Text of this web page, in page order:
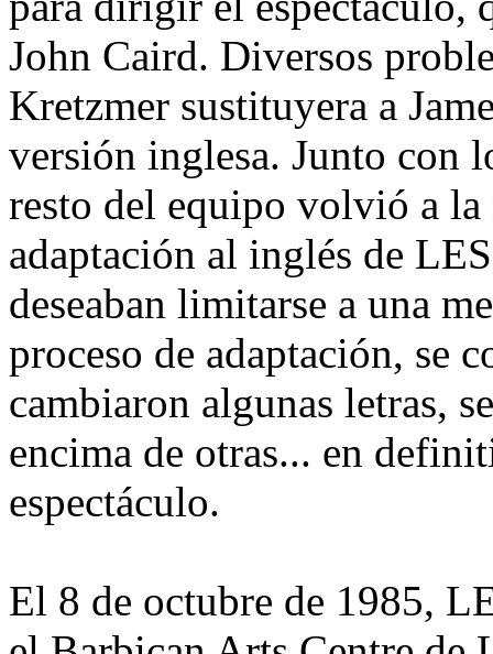
John Caird. Diversos
Kretzmer sustituyera a
versión inglesa. Junto con
resto del equipo volvió a
adaptación al inglés de
deseaban limitarse a una
proceso de adaptación, se
cambiaron algunas letras,
encima de otras... en
espectáculo.
El 8 de octubre de 1985,